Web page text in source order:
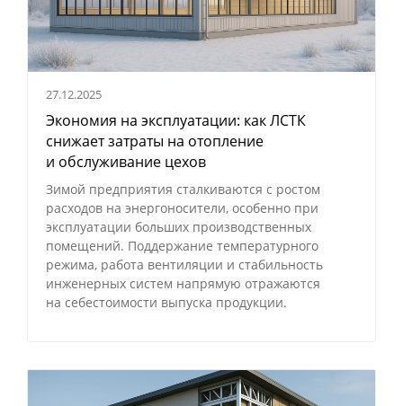
27.12.2025
Экономия на эксплуатации: как ЛСТК
снижает затраты на отопление
и обслуживание цехов
Зимой предприятия сталкиваются с ростом
расходов на энергоносители, особенно при
эксплуатации больших производственных
помещений. Поддержание температурного
режима, работа вентиляции и стабильность
инженерных систем напрямую отражаются
на себестоимости выпуска продукции.